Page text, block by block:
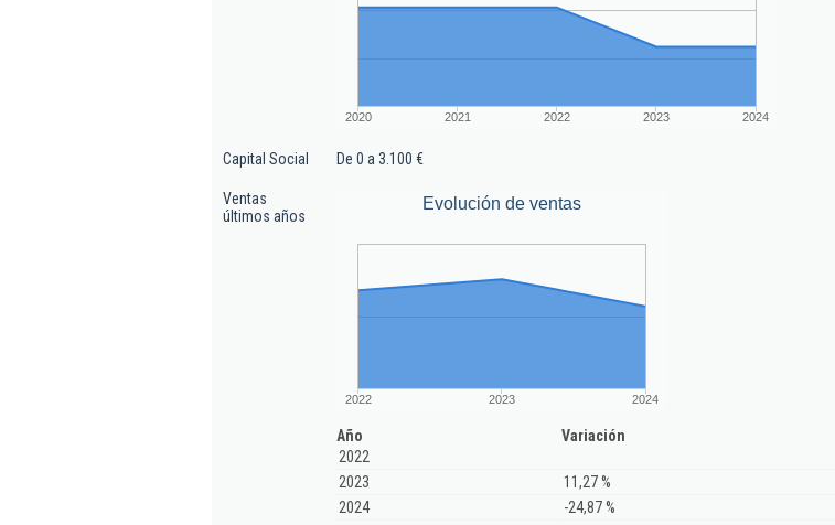
2020 2021 2022 2023 2024
Capital Social De 0 a 3.100 €
Ventas
últimos años
Evolución de ventas
2022 2023 2024
Año
Variación
2022
2023
11,27 %
2024
-24,87 %